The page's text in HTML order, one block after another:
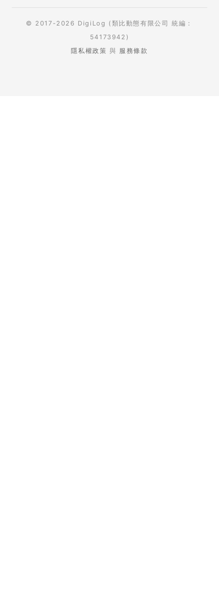
© 2017-2026 DigiLog (類比動態有限公司 統編：
54173942)
隱私權政策 與 服務條款